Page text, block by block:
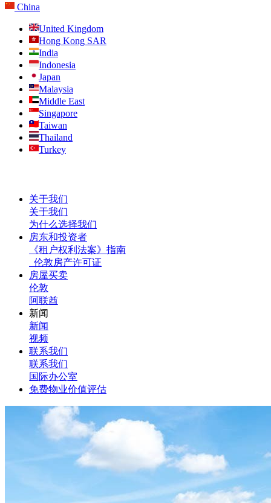
China
United Kingdom
Hong Kong SAR
India
Indonesia
Japan
Malaysia
Middle East
Singapore
Taiwan
Thailand
Turkey
关于我们
关于我们
为什么选择我们
房东和投资者
《租户权利法案》指南
伦敦房产许可证
房屋买卖
伦敦
阿联酋
新闻
新闻
视频
联系我们
联系我们
国际办公室
免费物业价值评估